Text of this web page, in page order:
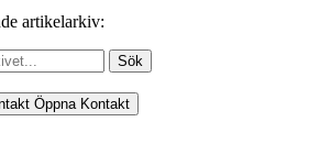
artikelarkiv:
Sök
Öppna Kontakt